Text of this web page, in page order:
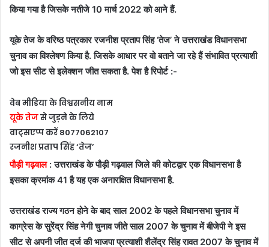
किया गया है जिसके नतीजे 10 मार्च 2022 को आने हैं.
यूके तेज के वरिष्ठ पत्रकार रजनीश प्रताप सिंह ‘तेज’ ने उत्तराखंड विधानसभा
चुनाव का विश्लेषण किया है. जिसके आधार पर वो बताने जा रहे हैं संभावित प्रत्याशी
जो इस सीट से इलेक्शन जीत सकता है. पेश है रिपोर्ट :-
वेब मीडिया के विश्वसनीय नाम
यूके तेजसे जुड़ने के लिये
वाट्सएप्प करें 8077062107
रजनीश प्रताप सिंह ‘तेज’
पौड़ी गढ़वाल: उत्तराखंड के पौड़ी गढ़वाल जिले की कोटद्वार एक विधानसभा है
इसका क्रमांक 41 है यह एक अनारक्षित विधानसभा है.
उत्तराखंड राज्य गठन होने के बाद साल 2002 के पहले विधानसभा चुनाव में
काग्रेस के सुरेंद्र सिंह नेगी चुनाव जीते साल 2007 के चुनाव में बीजेपी ने इस
सीट से अपनी जीत दर्ज की भाजपा प्रत्याशी शैलेंद्र सिंह रावत 2007 के चुनाव में